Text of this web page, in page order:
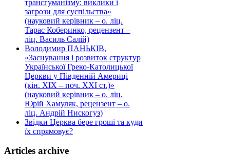
трансгуманізму: виклики і
загрози для суспільства»
(науковий керівник – о. ліц.
Тарас Коберинко, рецензент –
ліц. Василь Салій)
Володимир ПАНЬКІВ,
«Заснування і розвиток структур
Української Греко-Католицької
Церкви у Південній Америці
(кін. ХІХ – поч. ХХІ ст.)»
(науковий керівник – о. ліц.
Юрій Хамуляк, рецензент – о.
ліц. Андрій Нискогуз)
Звідки Церква бере гроші та куди
їх спрямовує?
Articles archive